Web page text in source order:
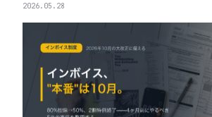
2026.05.28